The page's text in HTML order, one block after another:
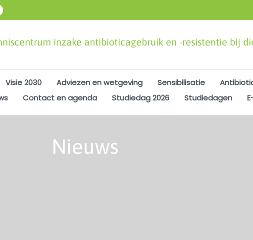
inzake antibioticagebruik en -resistentie bij
Visie 2030 Adviezen en wetgeving Sensibilisatie
Contact en agenda Studiedag 2026 Studiedagen
Nieuws